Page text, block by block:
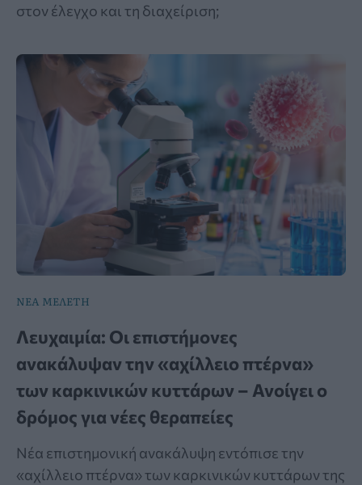
στον έλεγχο και τη διαχείριση;
ΝΕΑ ΜΕΛΕΤΗ
Λευχαιμία: Οι επιστήμονες
ανακάλυψαν την «αχίλλειο πτέρνα»
των καρκινικών κυττάρων – Ανοίγει ο
δρόμος για νέες θεραπείες
Νέα επιστημονική ανακάλυψη εντόπισε την
«αχίλλειο πτέρνα» των καρκινικών κυττάρων της